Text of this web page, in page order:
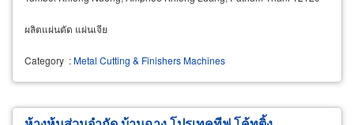
ผลิตแผ่นตัด แผ่นเจีย
Category :Metal Cutting & Finishers Machines